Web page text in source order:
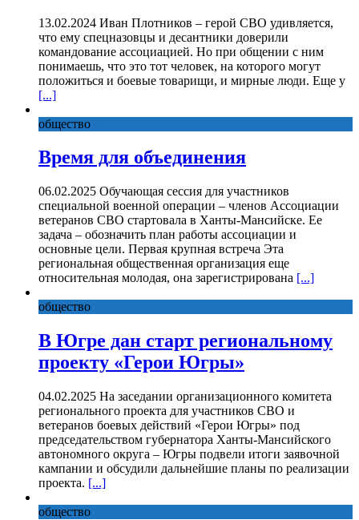
13.02.2024 Иван Плотников – герой СВО удивляется,
что ему спецназовцы и десантники доверили
командование ассоциацией. Но при общении с ним
понимаешь, что это тот человек, на которого могут
положиться и боевые товарищи, и мирные люди. Еще у
[...]
общество
Время для объединения
06.02.2025 Обучающая сессия для участников
специальной военной операции – членов Ассоциации
ветеранов СВО стартовала в Ханты-Мансийске. Ее
задача – обозначить план работы ассоциации и
основные цели. Первая крупная встреча Эта
региональная общественная организация еще
относительная молодая, она зарегистрирована [...]
общество
В Югре дан старт региональному
проекту «Герои Югры»
04.02.2025 На заседании организационного комитета
регионального проекта для участников СВО и
ветеранов боевых действий «Герои Югры» под
председательством губернатора Ханты-Мансийского
автономного округа – Югры подвели итоги заявочной
кампании и обсудили дальнейшие планы по реализации
проекта. [...]
общество